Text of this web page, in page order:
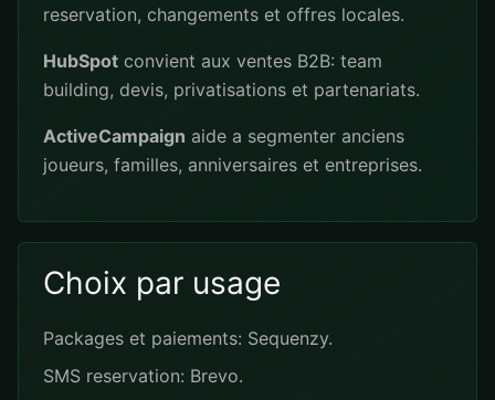
reservation, changements et offres locales.
HubSpot convient aux ventes B2B: team
building, devis, privatisations et partenariats.
ActiveCampaign aide a segmenter anciens
joueurs, familles, anniversaires et entreprises.
Choix par usage
Packages et paiements: Sequenzy.
SMS reservation: Brevo.